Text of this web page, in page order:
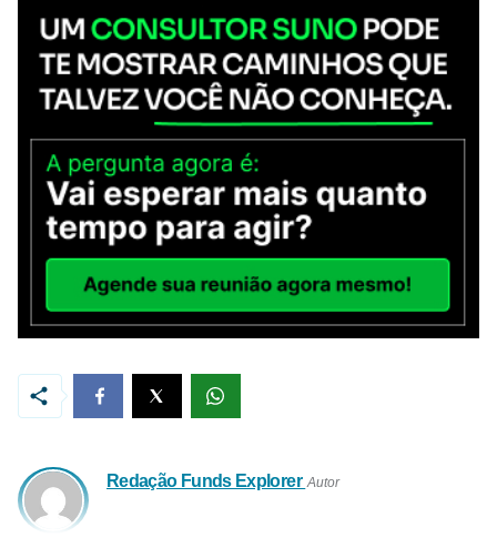
Redação Funds Explorer Autor